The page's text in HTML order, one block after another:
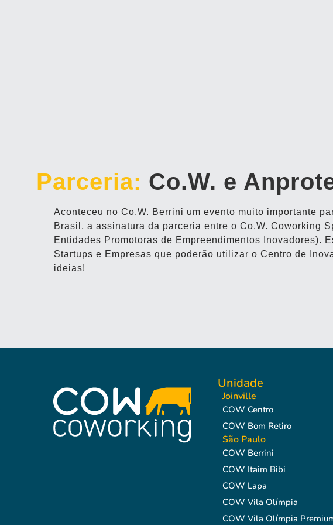
Parceria: Co.W. e
Aconteceu no Co.W. Berrini um evento muito importante
Brasil, a assinatura da parceria entre o Co.W. Coworking
Entidades Promotoras de Empreendimentos Inovadores).
Startups e Empresas que poderão utilizar o Centro de
ideias!
Unidade
Joinville
COW Centro
COW Bom Retiro
São Paulo
COW Berrini
COW Itaim Bibi
COW Lapa
COW Vila Olímpia
COW Vila Olímpia